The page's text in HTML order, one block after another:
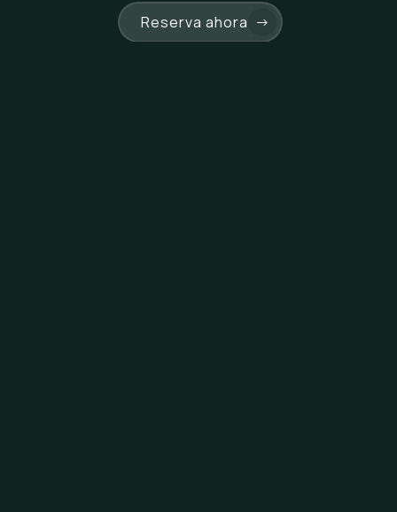
Reserva ahora →